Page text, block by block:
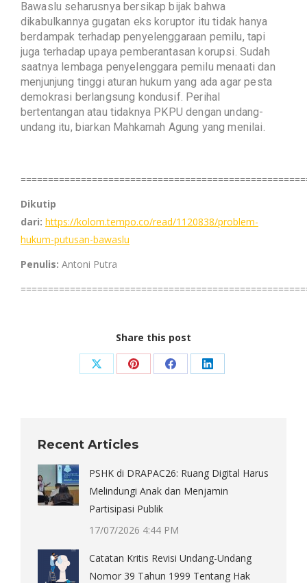
Bawaslu seharusnya bersikap bijak bahwa
dikabulkannya gugatan eks koruptor itu tidak hanya
berdampak terhadap penyelenggaraan pemilu, tapi
juga terhadap upaya pemberantasan korupsi. Sudah
saatnya lembaga penyelenggara pemilu menaati dan
menjunjung tinggi aturan hukum yang ada agar pesta
demokrasi berlangsung kondusif. Perihal
bertentangan atau tidaknya PKPU dengan undang-
undang itu, biarkan Mahkamah Agung yang menilai.
Dikutip
dari: https://kolom.tempo.co/read/1120838/problem-
hukum-putusan-bawaslu
Penulis: Antoni Putra
Share this post
Share Share Share Share
Recent Articles
PSHK di DRAPAC26: Ruang Digital Harus
Melindungi Anak dan Menjamin
Partisipasi Publik
17/07/2026 4:44 PM
Catatan Kritis Revisi Undang-Undang
Nomor 39 Tahun 1999 Tentang Hak